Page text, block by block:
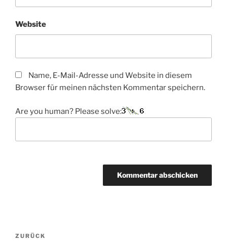
Website
Name, E-Mail-Adresse und Website in diesem
Browser für meinen nächsten Kommentar speichern.
Are you human? Please solve:
Beitragsnavigation
Vorheriger
ZURÜCK